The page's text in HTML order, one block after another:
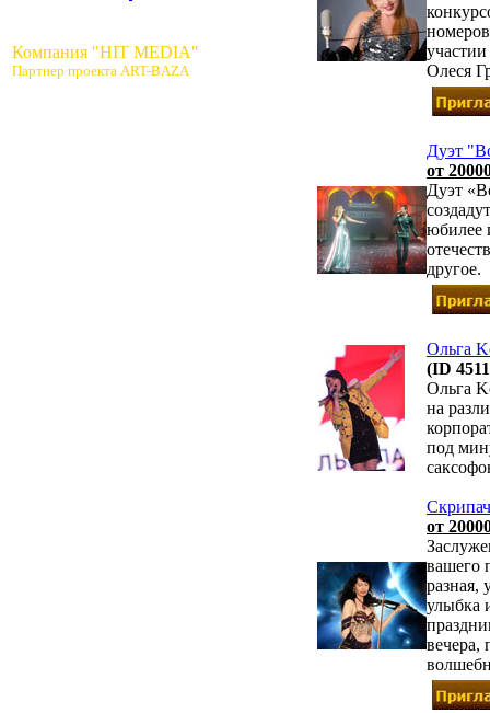
Компания "HIT MEDIA"
Партнер проекта ART-BAZA
Олеся
Дуэт
от
Дуэт
юбилее
другое.
Ольга
(ID
Ольга
на
под
от
вашего
разная,
улыбка
вечера,